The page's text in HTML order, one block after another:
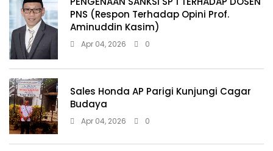
PNS (Respon Terhadap Opini Prof.
Aminuddin Kasim)
Apr 04, 2026 0
Sales Honda AP Parigi Kunjungi Cagar
Budaya
Apr 04, 2026 0